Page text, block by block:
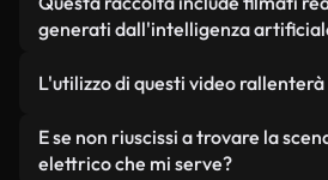
generati dall'intelligenza
da filmati reali, girati da
elettrico, e da video generati
artificiale. Ogni video è
L'utilizzo di questi video
Non se scegli le nostre versioni
Offriamo formati leggeri e
E se non riuscissi a trovare la
elettrico che mi serve?